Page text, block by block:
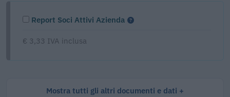
Report Soci Attivi Azienda
€ 3,33 IVA inclusa
Mostra tutti gli altri documenti e dati